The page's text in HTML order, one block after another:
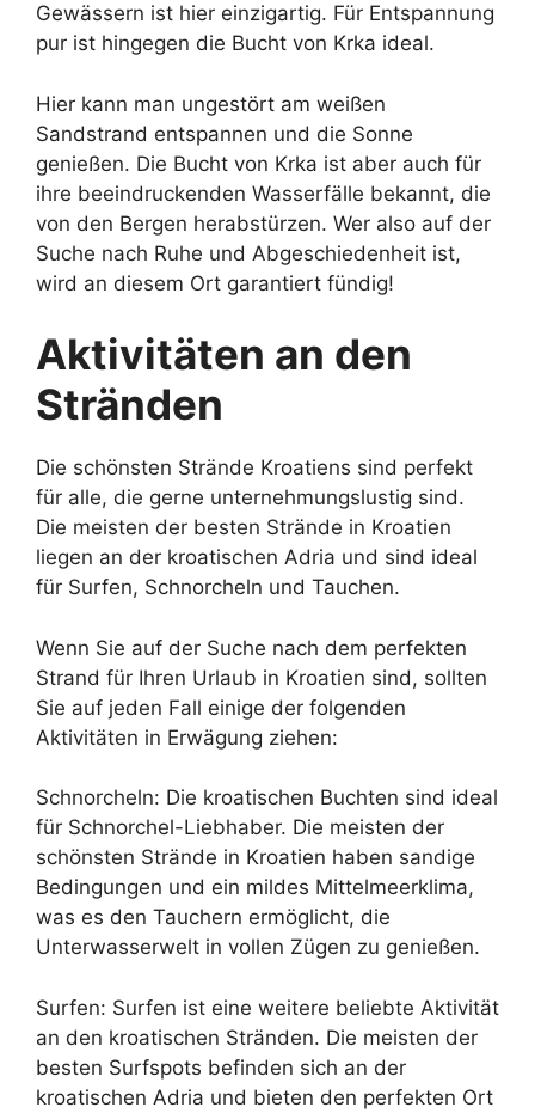
Gewässern ist hier einzigartig. Für Entspannung
pur ist hingegen die Bucht von Krka ideal.
Hier kann man ungestört am weißen
Sandstrand entspannen und die Sonne
genießen. Die Bucht von Krka ist aber auch für
ihre beeindruckenden Wasserfälle bekannt, die
von den Bergen herabstürzen. Wer also auf der
Suche nach Ruhe und Abgeschiedenheit ist,
wird an diesem Ort garantiert fündig!
Aktivitäten an den
Stränden
Die schönsten Strände Kroatiens sind perfekt
für alle, die gerne unternehmungslustig sind.
Die meisten der besten Strände in Kroatien
liegen an der kroatischen Adria und sind ideal
für Surfen, Schnorcheln und Tauchen.
Wenn Sie auf der Suche nach dem perfekten
Strand für Ihren Urlaub in Kroatien sind, sollten
Sie auf jeden Fall einige der folgenden
Aktivitäten in Erwägung ziehen:
Schnorcheln: Die kroatischen Buchten sind ideal
für Schnorchel-Liebhaber. Die meisten der
schönsten Strände in Kroatien haben sandige
Bedingungen und ein mildes Mittelmeerklima,
was es den Tauchern ermöglicht, die
Unterwasserwelt in vollen Zügen zu genießen.
Surfen: Surfen ist eine weitere beliebte Aktivität
an den kroatischen Stränden. Die meisten der
besten Surfspots befinden sich an der
kroatischen Adria und bieten den perfekten Ort